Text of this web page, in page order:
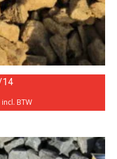
14
incl. BTW